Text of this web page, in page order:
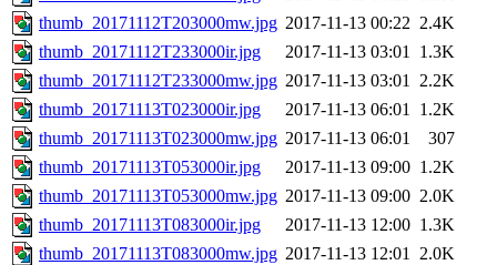
thumb_20171112T203000mw.jpg 2017-11-13 00:22 2.4K
thumb_20171112T233000ir.jpg
2017-11-13 03:01 1.3K
thumb_20171112T233000mw.jpg 2017-11-13 03:01 2.2K
thumb_20171113T023000ir.jpg
2017-11-13 06:01 1.2K
thumb_20171113T023000mw.jpg 2017-11-13 06:01
307
thumb_20171113T053000ir.jpg
2017-11-13 09:00 1.2K
thumb_20171113T053000mw.jpg 2017-11-13 09:00 2.0K
thumb_20171113T083000ir.jpg
2017-11-13 12:00 1.3K
thumb_20171113T083000mw.jpg 2017-11-13 12:01 2.0K